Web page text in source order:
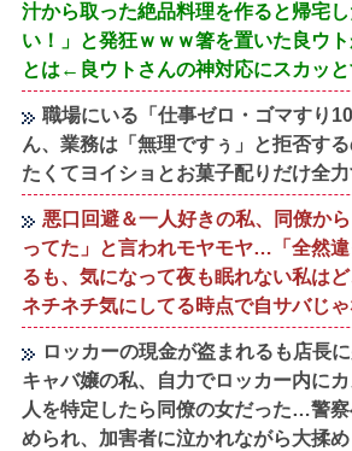
汁から取った絶品料理を作ると帰宅
い！」と発狂ｗｗｗ箸を置いた良ウ
とは←良ウトさんの神対応にスカッと
職場にいる「仕事ゼロ・ゴマすり
ん、業務は「無理ですぅ」と拒否す
たくてヨイショとお菓子配りだけ全
悪口回避＆一人好きの私、同僚か
ってた」と言われモヤモヤ…「全然
るも、気になって夜も眠れない私は
ネチネチ気にしてる時点で自サバじ
ロッカーの現金が盗まれるも店長
キャバ嬢の私、自力でロッカー内に
人を特定したら同僚の女だった…警
められ、加害者に泣かれながら大揉め